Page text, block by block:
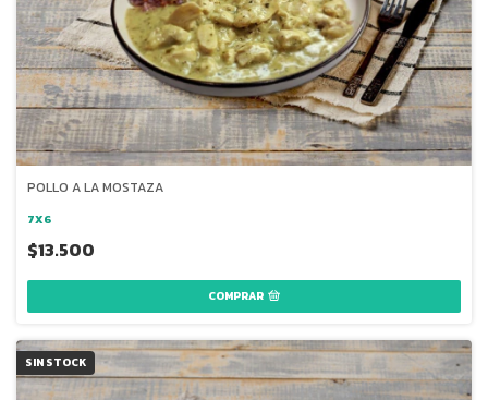
POLLO A LA MOSTAZA
7X6
$13.500
COMPRAR
SIN STOCK